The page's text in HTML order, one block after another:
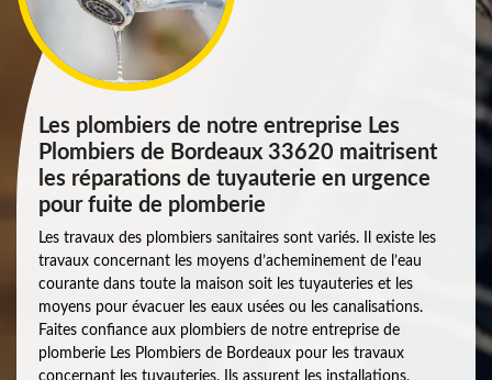
Les plombiers de notre entreprise Les
Plombiers de Bordeaux 33620 maitrisent
les réparations de tuyauterie en urgence
pour fuite de plomberie
Les travaux des plombiers sanitaires sont variés. Il existe les
travaux concernant les moyens d’acheminement de l’eau
courante dans toute la maison soit les tuyauteries et les
moyens pour évacuer les eaux usées ou les canalisations.
Faites confiance aux plombiers de notre entreprise de
plomberie Les Plombiers de Bordeaux pour les travaux
concernant les tuyauteries. Ils assurent les installations,